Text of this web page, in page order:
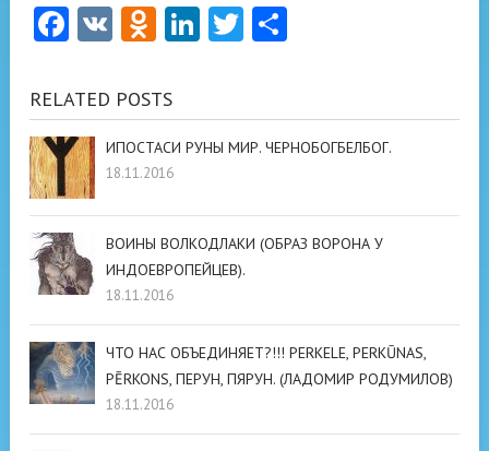
Facebook
VK Odnoklassniki
LinkedIn
Twitter
RELATED POSTS
ИПОСТАСИ РУНЫ МИР. ЧЕРНОБОГБЕЛБОГ.
18.11.2016
ВОИНЫ ВОЛКОДЛАКИ (ОБРАЗ ВОРОНА У
ИНДОЕВРОПЕЙЦЕВ).
18.11.2016
ЧТО НАС ОБЪЕДИНЯЕТ?!!! PERKELE, PERKŪNAS,
PĒRKONS, ПЕРУН, ПЯРУН. (ЛАДОМИР РОДУМИЛОВ)
18.11.2016